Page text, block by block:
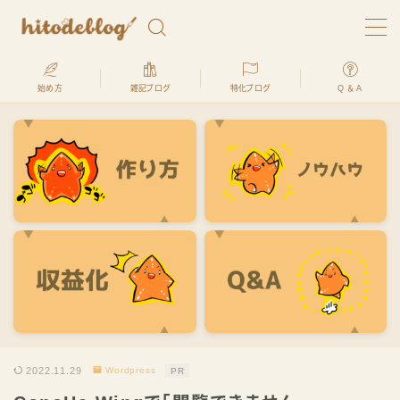
るプロが、
「ブログの始め方」を何処よりもわかりやすく、初心
始め方 雑記ブログ 特化ブログ Q ＆ A
2022.11.29 Wordpress PR